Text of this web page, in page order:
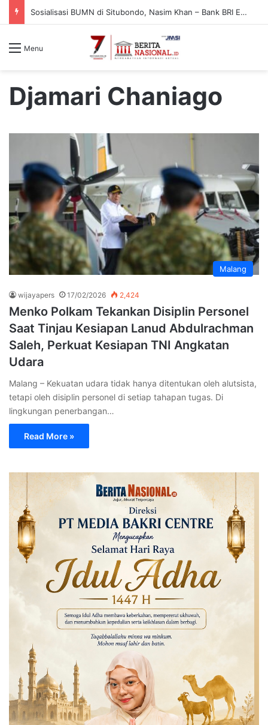
Sosialisasi BUMN di Situbondo, Nasim Khan – Bank BRI Edukasi Warga Cegah Penipuan Digital
Menu
Djamari Chaniago
Malang
wijayapers 17/02/2026 2,424
Menko Polkam Tekankan Disiplin Personel
Saat Tinjau Kesiapan Lanud Abdulrachman
Saleh, Perkuat Kesiapan TNI Angkatan
Udara
Malang – Kekuatan udara tidak hanya ditentukan oleh alutsista,
tetapi oleh disiplin personel di setiap tahapan tugas. Di
lingkungan penerbangan…
Read More »